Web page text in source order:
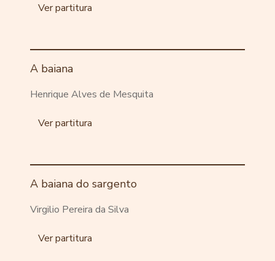
Ver partitura
A baiana
Henrique Alves de Mesquita
Ver partitura
A baiana do sargento
Virgilio Pereira da Silva
Ver partitura